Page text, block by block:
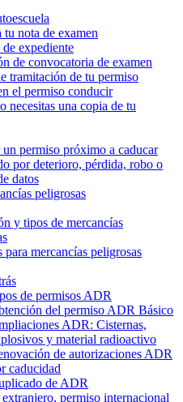
tu nota de examen
expediente
de convocatoria de examen
tramitación de tu permiso
el permiso conducir
necesitas una copia de tu
permiso próximo a caducar
por deterioro, pérdida, robo o
datos
peligrosas
y tipos de mercancías
para mercancías peligrosas
de permisos ADR
del permiso ADR Básico
ADR: Cisternas,
y material radioactivo
de autorizaciones ADR
caducidad
de ADR
permiso internacional